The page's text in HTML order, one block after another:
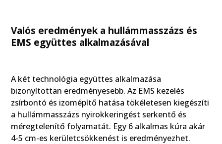
Valós eredmények a hullámmasszázs és
EMS együttes alkalmazásával
A két technológia együttes alkalmazása
bizonyítottan eredményesebb. Az EMS kezelés
zsírbontó és izomépítő hatása tökéletesen kiegészíti
a hullámmasszázs nyirokkeringést serkentő és
méregtelenítő folyamatát. Egy 6 alkalmas kúra akár
4-5 cm-es kerületcsökkenést is eredményezhet.